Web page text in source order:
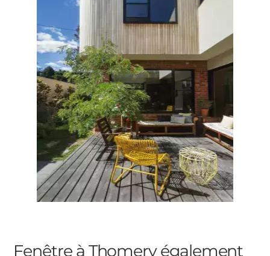
Fenêtre à Thomeryégalement